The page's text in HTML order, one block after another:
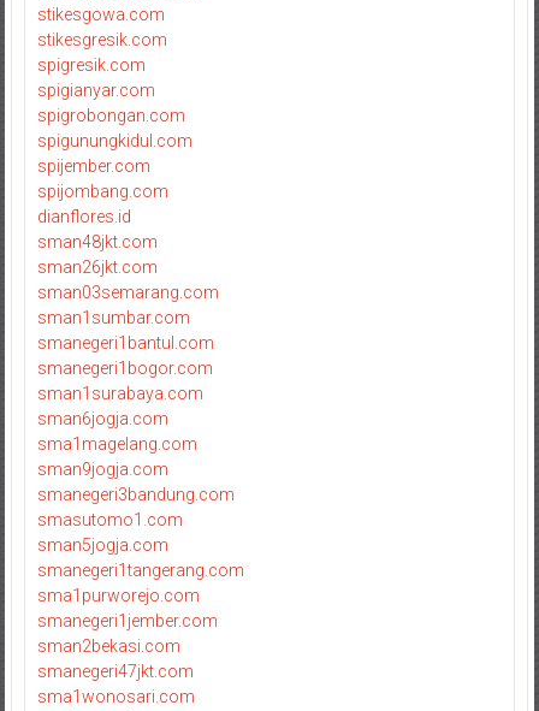
stikesgowa.com
stikesgresik.com
spigresik.com
spigianyar.com
spigrobongan.com
spigunungkidul.com
spijember.com
spijombang.com
dianflores.id
sman48jkt.com
sman26jkt.com
sman03semarang.com
sman1sumbar.com
smanegeri1bantul.com
smanegeri1bogor.com
sman1surabaya.com
sman6jogja.com
sma1magelang.com
sman9jogja.com
smanegeri3bandung.com
smasutomo1.com
sman5jogja.com
smanegeri1tangerang.com
sma1purworejo.com
smanegeri1jember.com
sman2bekasi.com
smanegeri47jkt.com
sma1wonosari.com